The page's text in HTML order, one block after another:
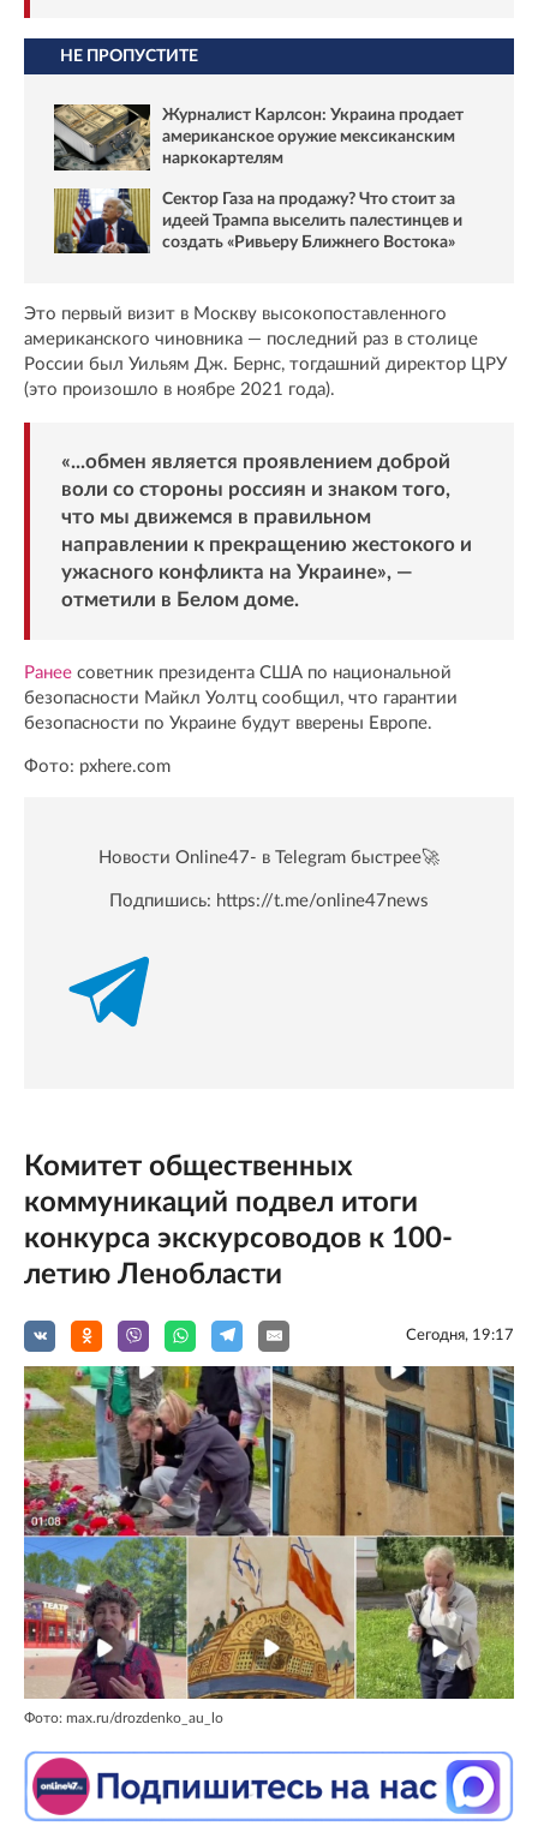
НЕ ПРОПУСТИТЕ
Журналист Карлсон: Украина продает
американское оружие мексиканским
наркокартелям
Сектор Газа на продажу? Что стоит за
идеей Трампа выселить палестинцев и
создать «Ривьеру Ближнего Востока»
Это первый визит в Москву высокопоставленного
американского чиновника — последний раз в столице
России был Уильям Дж. Бернс, тогдашний директор ЦРУ
(это произошло в ноябре 2021 года).
«...обмен является проявлением доброй
воли со стороны россиян и знаком того,
что мы движемся в правильном
направлении к прекращению жестокого и
ужасного конфликта на Украине», —
отметили в Белом доме.
Ранее советник президента США по национальной
безопасности Майкл Уолтц сообщил, что гарантии
безопасности по Украине будут вверены Европе.
Фото: pxhere.com
Новости Online47- в Telegram быстрее🚀
Подпишись: https://t.me/online47news
Комитет общественных
коммуникаций подвел итоги
конкурса экскурсоводов к 100-
летию Ленобласти
Сегодня, 19:17
Фото: max.ru/drozdenko_au_lo